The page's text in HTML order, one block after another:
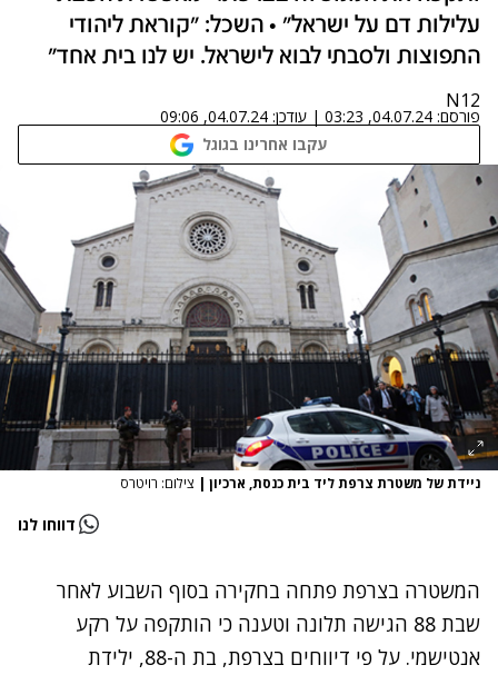
עלילות דם על ישראל" • השכל: "קוראת ליהודי
התפוצות ולסבתי לבוא לישראל. יש לנו בית אחד"
N12
פורסם: 04.07.24, 03:23
| עודכן: 04.07.24, 09:06
עקבו אחרינו בגוגל
ניידת של משטרת צרפת ליד בית כנסת, ארכיון | צילום: רויטרס
דווחו לנו
המשטרה בצרפת פתחה בחקירה בסוף השבוע לאחר
שבת 88 הגישה תלונה וטענה כי הותקפה על רקע
אנטישמי. על פי דיווחים בצרפת, בת ה-88, ילידת